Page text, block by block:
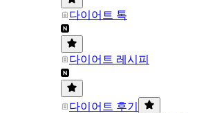
다이어트 톡
다이어트 레시피
다이어트 후기